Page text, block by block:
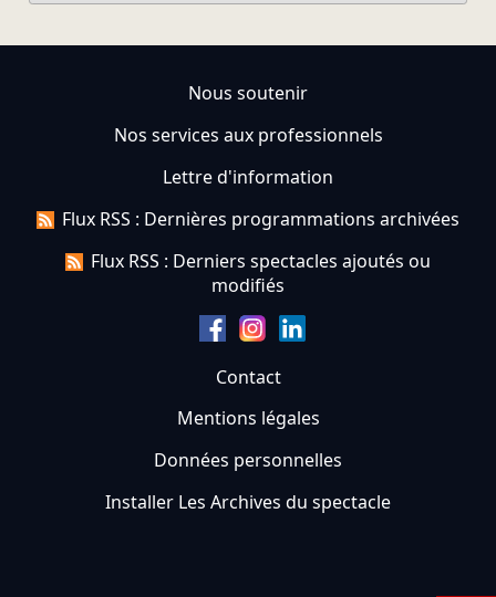
Nous soutenir
Nos services aux professionnels
Lettre d'information
Flux RSS : Dernières programmations archivées
Flux RSS : Derniers spectacles ajoutés ou
modifiés
Contact
Mentions légales
Données personnelles
Installer Les Archives du spectacle